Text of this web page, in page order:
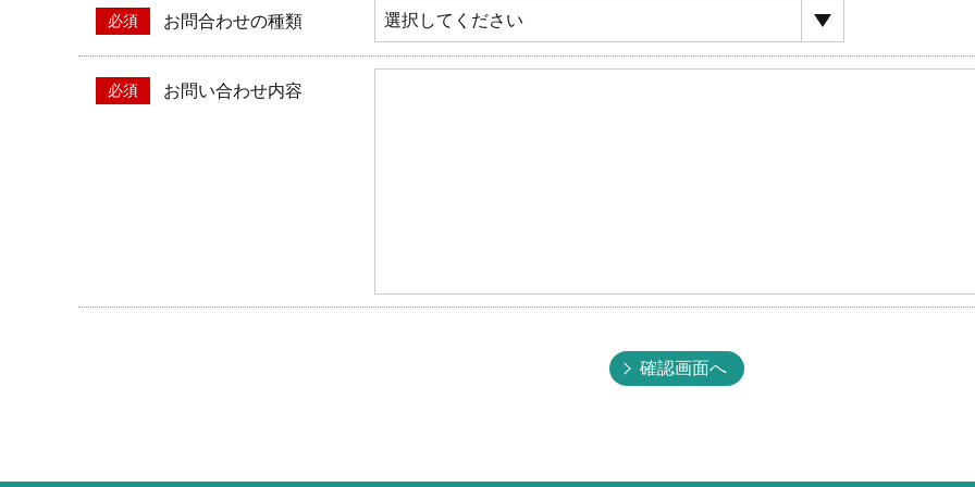
収集させて頂いた個人情報については、不正アクセスや紛失、破壊、改ざん及び漏えいなどに対する予防ならび
を講じます。
また、個人情報保護に関する法令およびその他の規範を遵守するとともに、この方針に基づく個人情報保護規
に見直し、改善に努めます。
お問合わせの種類
お問い合わせ内容
確認画面へ